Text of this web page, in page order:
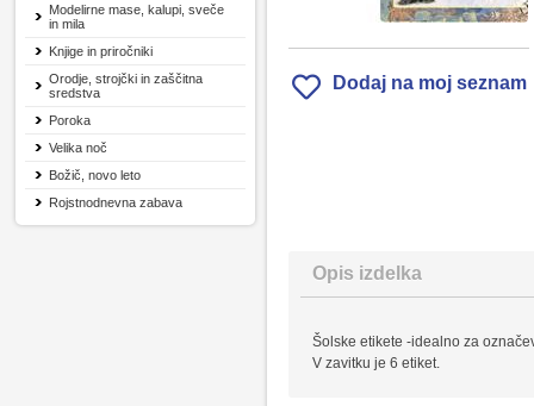
Modelirne mase, kalupi, sveče
in mila
Knjige in priročniki
Orodje, strojčki in zaščitna
sredstva
Poroka
Velika noč
Božič, novo leto
Rojstnodnevna zabava
Dodaj na moj seznam
Opis izdelka
Šolske etikete -idealno za
V zavitku je 6 etiket.